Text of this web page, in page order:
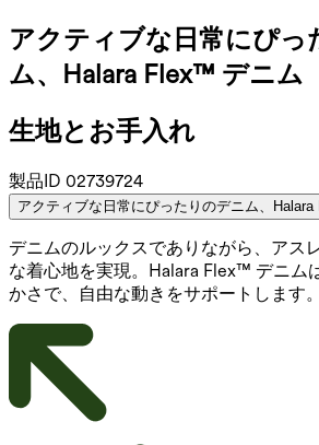
アクティブな日常にぴっ
ム、Halara Flex™ デニム
生地とお手入れ
製品ID 02739724
アクティブな日常にぴったりのデニム、
デニムのルックスでありながら、アス
な着心地を実現。Halara Flex™ デニム
かさで、自由な動きをサポートします。